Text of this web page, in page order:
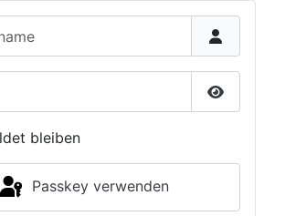
Passwort
bleiben
Passkey verwenden